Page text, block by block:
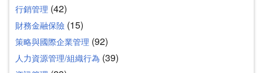
行銷管理 (42)
財務金融保險 (15)
策略與國際企業管理 (92)
人力資源管理/組織行為 (39)